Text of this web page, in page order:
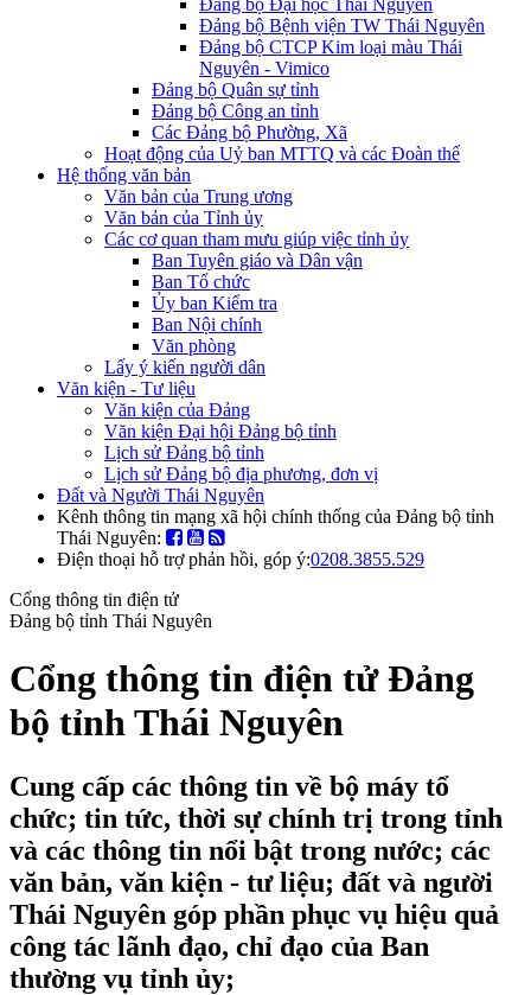
Đảng bộ Bệnh viện TW Thái Nguyên
Đảng bộ CTCP Kim loại màu Thái
Nguyên - Vimico
Đảng bộ Quân sự tỉnh
Đảng bộ Công an tỉnh
Các Đảng bộ Phường, Xã
Hoạt động của Uỷ ban MTTQ và các Đoàn thể
Hệ thống văn bản
Văn bản của Trung ương
Văn bản của Tỉnh ủy
Các cơ quan tham mưu giúp việc tỉnh ủy
Ban Tuyên giáo và Dân vận
Ban Tổ chức
Ủy ban Kiểm tra
Ban Nội chính
Văn phòng
Lấy ý kiến người dân
Văn kiện - Tư liệu
Văn kiện của Đảng
Văn kiện Đại hội Đảng bộ tỉnh
Lịch sử Đảng bộ tỉnh
Lịch sử Đảng bộ địa phương, đơn vị
Đất và Người Thái Nguyên
Kênh thông tin mạng xã hội chính thống của Đảng bộ tỉnh
Thái Nguyên:
Điện thoại hỗ trợ phản hồi, góp ý:0208.3855.529
Cổng thông tin điện tử
Đảng bộ tỉnh Thái Nguyên
Cổng thông tin điện tử Đảng
bộ tỉnh Thái Nguyên
Cung cấp các thông tin về bộ máy tổ
chức; tin tức, thời sự chính trị trong tỉnh
và các thông tin nổi bật trong nước; các
văn bản, văn kiện - tư liệu; đất và người
Thái Nguyên góp phần phục vụ hiệu quả
công tác lãnh đạo, chỉ đạo của Ban
thường vụ tỉnh ủy;